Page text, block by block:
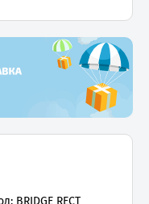
BRIDGE RECT